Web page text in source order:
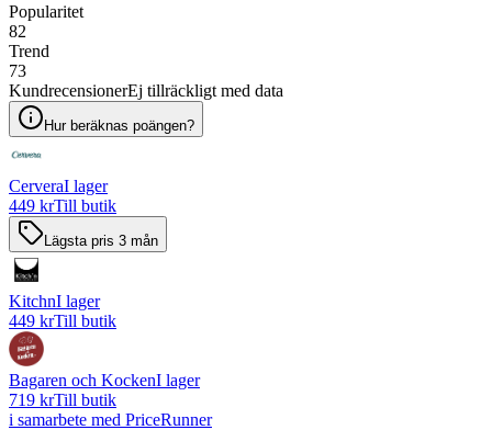
Popularitet
82
Trend
73
KundrecensionerEj tillräckligt med data
Hur beräknas poängen?
CerveraI lager
449 krTill butik
Lägsta pris 3 mån
KitchnI lager
449 krTill butik
Bagaren och KockenI lager
719 krTill butik
i samarbete med PriceRunner